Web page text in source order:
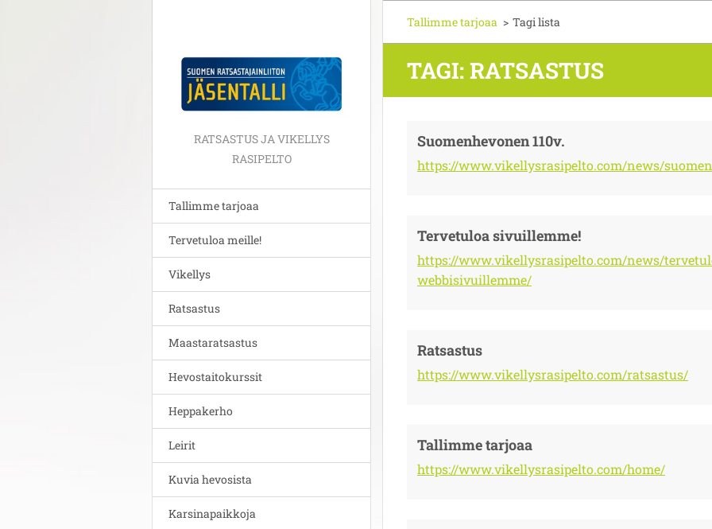
RATSASTUS JA VIKELLYS
RASIPELTO
Tallimme tarjoaa
Tervetuloa meille!
Vikellys
Ratsastus
Maastaratsastus
Hevostaitokurssit
Heppakerho
Leirit
Kuvia hevosista
Karsinapaikkoja
Tallimme tarjoaa > Tagi lista
TAGI: RATSASTUS
Suomenhevonen 110v.
https://www.vikellysrasipelto.com/news/
Tervetuloa sivuillemme!
https://www.vikellysrasipelto.com/news/
webbisivuillemme/
Ratsastus
https://www.vikellysrasipelto.com/ratsastus/
Tallimme tarjoaa
https://www.vikellysrasipelto.com/home/